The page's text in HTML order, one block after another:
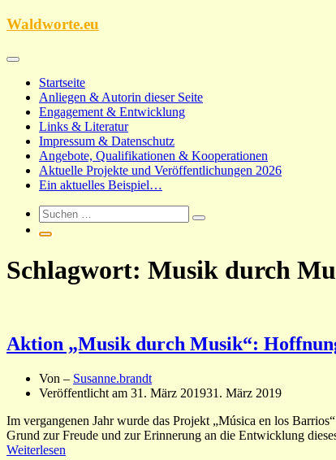
Zum
Waldworte.eu
Startseite
Anliegen & Autorin dieser Seite
Engagement & Entwicklung
Links & Literatur
Impressum & Datenschutz
Angebote, Qualifikationen & Kooperationen
Aktuelle Projekte und Veröffentlichungen 2026
Ein aktuelles Beispiel…
Schlagwort: Musik durch
Aktion „Musik durch Musik“:
Von – Susanne.brandt
Veröffentlicht am 31. März 201931. März 2019
Im vergangenen Jahr wurde das Projekt „Música en los
Grund zur Freude und zur Erinnerung an die Entwicklung
Weiterlesen